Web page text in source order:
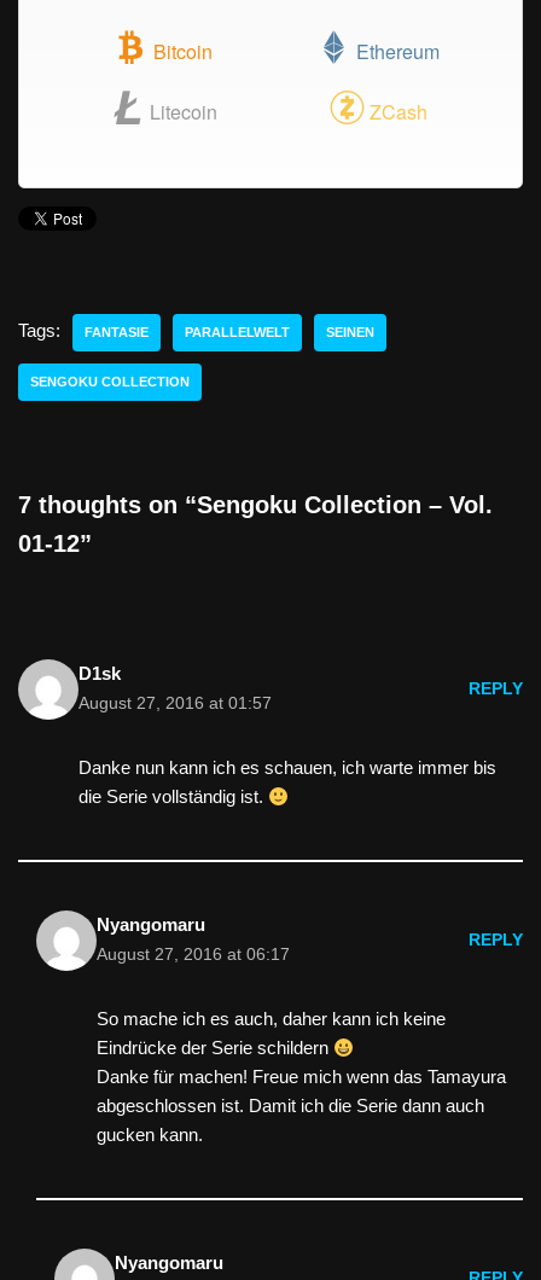
Bitcoin Ethereum
Litecoin ZCash
Tags: FANTASIE PARALLELWELT SEINEN
SENGOKU COLLECTION
7 thoughts on “Sengoku Collection – Vol.
01-12”
D1sk
August 27, 2016 at 01:57
REPLY
Danke nun kann ich es schauen, ich warte immer bis
die Serie vollständig ist.
Nyangomaru
August 27, 2016 at 06:17
REPLY
So mache ich es auch, daher kann ich keine
Eindrücke der Serie schildern
Danke für machen! Freue mich wenn das Tamayura
abgeschlossen ist. Damit ich die Serie dann auch
gucken kann.
Nyangomaru